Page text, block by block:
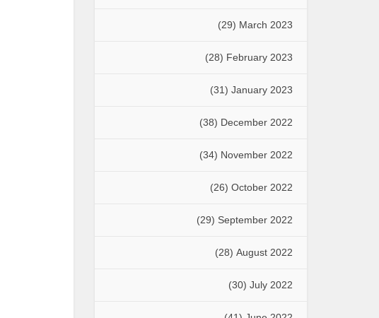
March 2023
(29)
February 2023
(28)
January 2023
(31)
December 2022
(38)
November 2022
(34)
October 2022
(26)
September 2022
(29)
August 2022
(28)
July 2022
(30)